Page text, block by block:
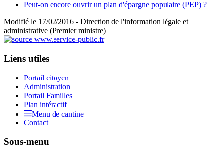
Peut-on encore ouvrir un plan d'épargne populaire (PEP) ?
Modifié le 17/02/2016 - Direction de l'information légale et
administrative (Premier ministre)
Liens utiles
Portail citoyen
Administration
Portail Familles
Plan intéractif
Menu de cantine
Contact
Sous-menu